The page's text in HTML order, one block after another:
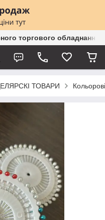
торгового обладнання
ТОВАРИ